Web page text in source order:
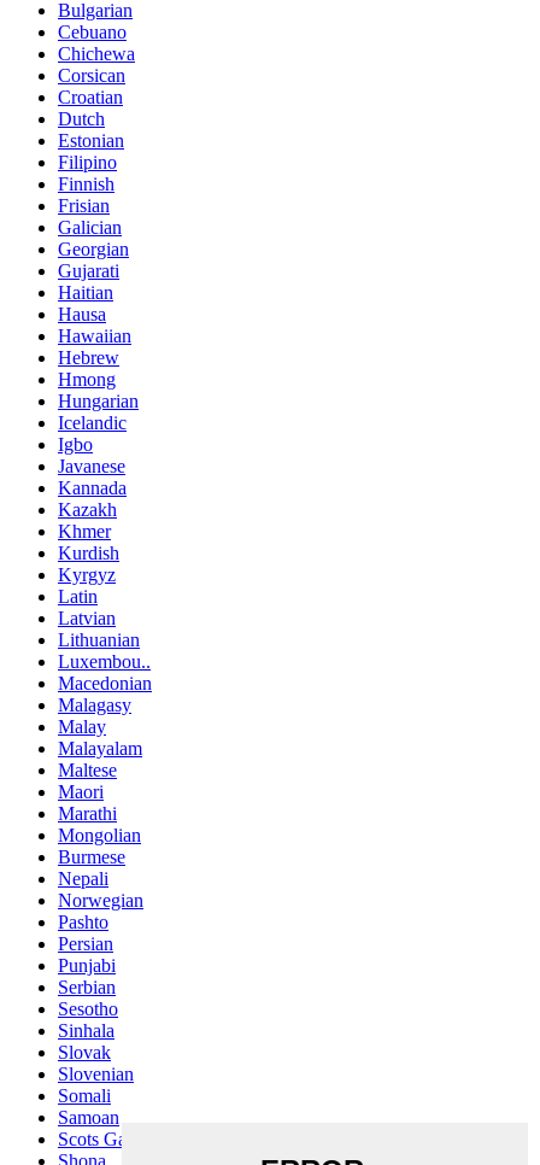
Bulgarian
Cebuano
Chichewa
Corsican
Croatian
Dutch
Estonian
Filipino
Finnish
Frisian
Galician
Georgian
Gujarati
Haitian
Hausa
Hawaiian
Hebrew
Hmong
Hungarian
Icelandic
Igbo
Javanese
Kannada
Kazakh
Khmer
Kurdish
Kyrgyz
Latin
Latvian
Lithuanian
Luxembou..
Macedonian
Malagasy
Malay
Malayalam
Maltese
Maori
Marathi
Mongolian
Burmese
Nepali
Norwegian
Pashto
Persian
Punjabi
Serbian
Sesotho
Sinhala
Slovak
Slovenian
Somali
Samoan
Scots Gaelic
Shona